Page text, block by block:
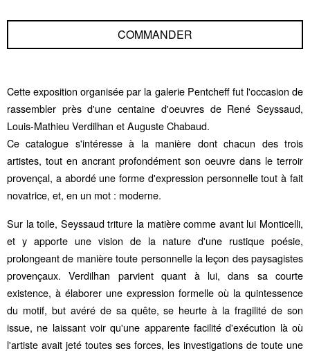
COMMANDER
Cette exposition organisée par la galerie Pentcheff fut l'occasion de
rassembler près d'une centaine d'oeuvres de René Seyssaud,
Louis-Mathieu Verdilhan et Auguste Chabaud.
Ce catalogue s'intéresse à la manière dont chacun des trois
artistes, tout en ancrant profondément son oeuvre dans le terroir
provençal, a abordé une forme d'expression personnelle tout à fait
novatrice, et, en un mot : moderne.
Sur la toile, Seyssaud triture la matière comme avant lui Monticelli,
et y apporte une vision de la nature d'une rustique poésie,
prolongeant de manière toute personnelle la leçon des paysagistes
provençaux. Verdilhan parvient quant à lui, dans sa courte
existence, à élaborer une expression formelle où la quintessence
du motif, but avéré de sa quête, se heurte à la fragilité de son
issue, ne laissant voir qu'une apparente facilité d'exécution là où
l'artiste avait jeté toutes ses forces, les investigations de toute une